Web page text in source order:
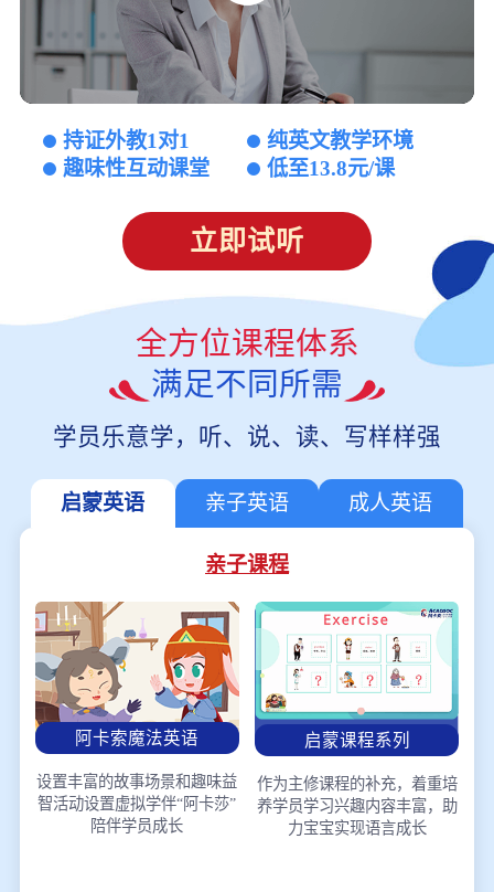
持证外教1对1
纯英文教学环境
趣味性互动课堂
低至13.8元/课
立即试听
全方位课程体系
满足不同所需
学员乐意学，听、说、读、写样样强
启蒙英语 亲子英语 成人英语
亲子课程
阿卡索魔法英语
设置丰富的故事场景和趣味益
智活动设置虚拟学伴“阿卡莎”
陪伴学员成长
启蒙课程系列
作为主修课程的补充，着重培
养学员学习兴趣内容丰富，助
力宝宝实现语言成长